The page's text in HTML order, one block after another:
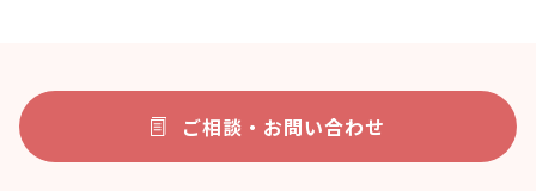
ご相談・お問い合わせ